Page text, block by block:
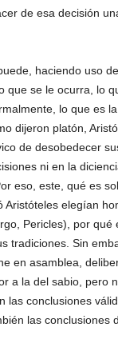
de esa decisión
haciendo uso
que se le ocurra, lo
lo que es
dijeron platón,
de desobedecer
ni en la
eso, este, qué es
Aristóteles elegían
Pericles), por
tradiciones. Sin
en asamblea,
a la del sabio, pero
las conclusiones
las conclusiones